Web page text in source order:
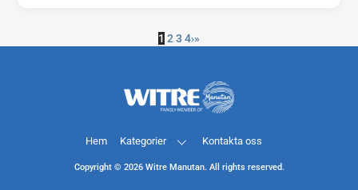
1 2 34›»
Back
To
Hem
Kategorier Kontakta oss
Copyright © 2026 Witre Manutan. All rights reserved.